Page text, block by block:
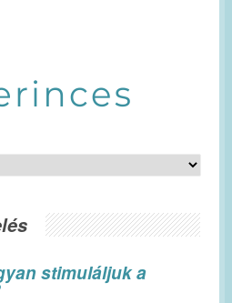
stimuláljuk a